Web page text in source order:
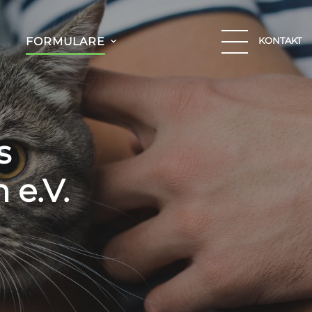
FORMULARE KONTAKT
e.V.